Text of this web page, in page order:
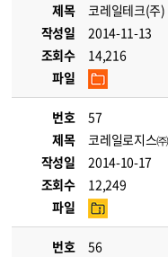
제목
코레일테크(주
작성일
2014-11-13
조회수
14,216
파일
번호
57
제목
코레일로지스
작성일
2014-10-17
조회수
12,249
파일
번호
56